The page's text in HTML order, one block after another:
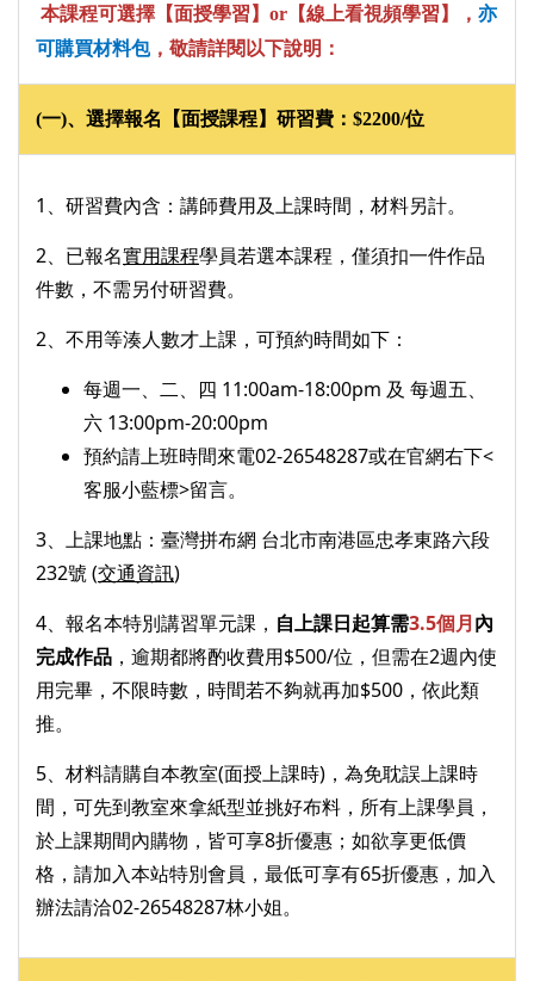
本課程可選擇【面授學習】or【線上看視頻學習】， 亦
可購買材料包 ，敬請詳閱以下說明：
(一)、選擇報名【面授課程】研習費：$2200/位
1、研習費內含：講師費用及上課時間，材料另計。
2、已報名實用課程學員若選本課程，僅須扣一件作品
件數，不需另付研習費。
2、不用等湊人數才上課，可預約時間如下：
每週一、二、四 11:00am-18:00pm 及 每週五、
六 13:00pm-20:00pm
預約請上班時間來電02-26548287或在官網右下<
客服小藍標>留言。
3、上課地點：臺灣拼布網 台北市南港區忠孝東路六段
232號 (交通資訊)
4、報名本特別講習單元課， 自上課日起算需3.5個月內
完成作品 ，逾期都將酌收費用$500/位，但需在2週內使
用完畢，不限時數，時間若不夠就再加$500，依此類
推。
5、材料請購自本教室(面授上課時)，為免耽誤上課時
間，可先到教室來拿紙型並挑好布料，所有上課學員，
於上課期間內購物，皆可享8折優惠；如欲享更低價
格，請加入本站特別會員，最低可享有65折優惠，加入
辦法請洽02-26548287林小姐。